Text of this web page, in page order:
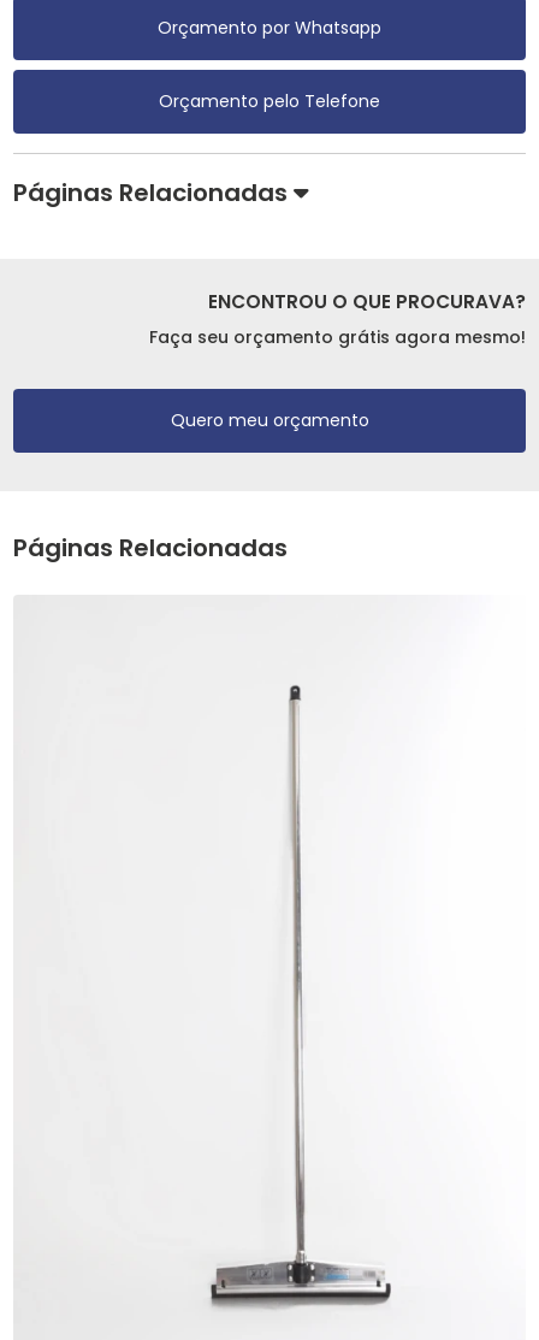
Orçamento por Whatsapp
Orçamento pelo Telefone
Páginas Relacionadas
ENCONTROU O QUE PROCURAVA?
Faça seu orçamento grátis agora mesmo!
Quero meu orçamento
Páginas Relacionadas